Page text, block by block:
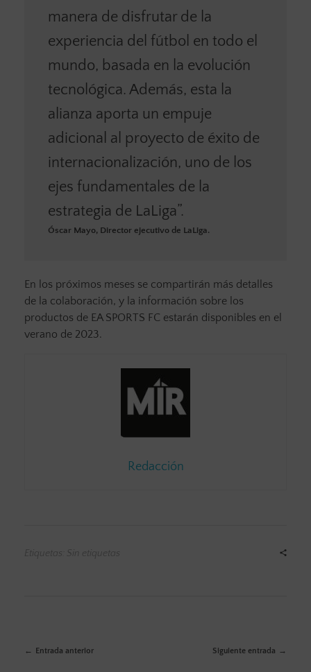
manera de disfrutar de la
experiencia del fútbol en todo el
mundo, basada en la evolución
tecnológica. Además, esta la
alianza aporta un empuje
adicional al proyecto de éxito de
internacionalización, uno de los
ejes fundamentales de la
estrategia de LaLiga”.
Óscar Mayo, Director ejecutivo de LaLiga.
En los próximos meses se compartirán más detalles
de la colaboración, y la información sobre los
productos de EA SPORTS FC estarán disponibles en el
verano de 2023.
Redacción
Etiquetas: Sin etiquetas
Entrada anterior Siguiente entrada